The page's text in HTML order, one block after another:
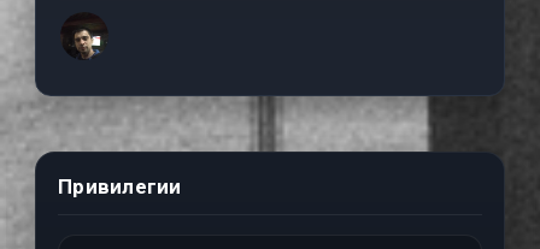
Привилегии